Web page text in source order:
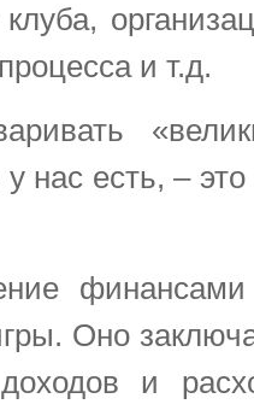
и т.д.
нас есть, –
Оно
доходов и